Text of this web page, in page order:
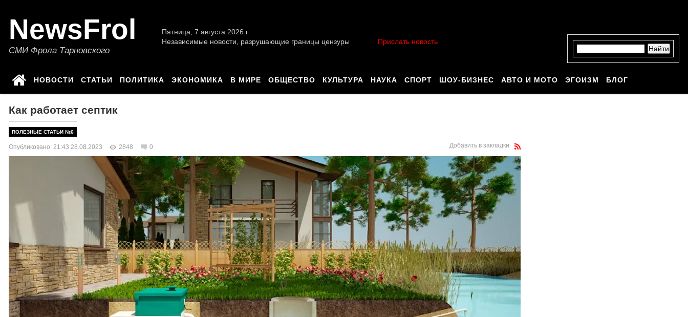
NewsFrol
СМИ Фрола Тарновского
Пятница, 7 августа 2026 г.
Независимые новости, разрушающие границы цензуры
Прислать новость
НОВОСТИ СТАТЬИ ПОЛИТИКА ЭКОНОМИКА В МИРЕ ОБЩЕСТВО КУЛЬТУРА НАУКА СПОРТ ШОУ-БИЗНЕС АВТО И МОТО ЭГОИЗМ БЛОГ
Как работает септик
ПОЛЕЗНЫЕ СТАТЬИ №6
Опубликовано: 21:43 28.08.2023 2848 0 Добавить в закладки